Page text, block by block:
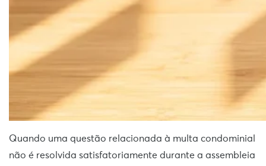
Quando uma questão relacionada à multa condominial
não é resolvida satisfatoriamente durante a assembleia